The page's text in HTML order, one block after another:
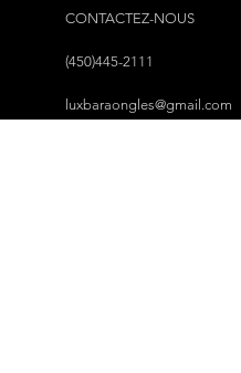
CONTACTEZ-NOUS
(450)445-2111
luxbaraongles@gmail.com